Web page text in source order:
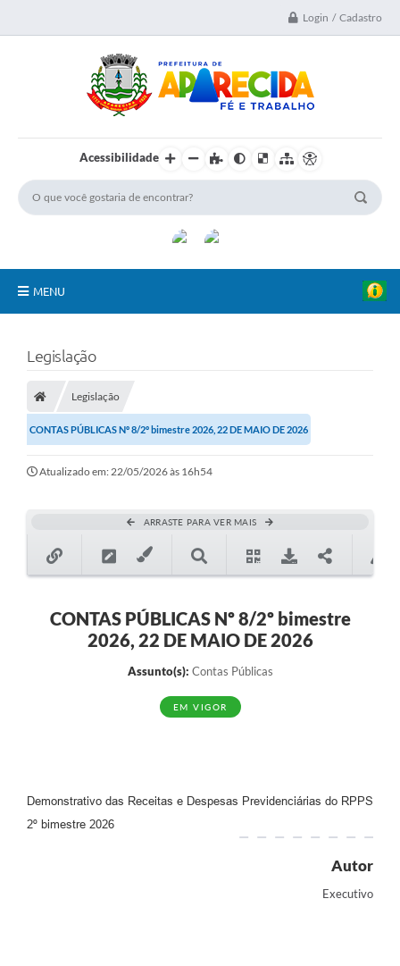
Login / Cadastro
Acessibilidade
MENU
Secretarias
Transparência
Turismo
SIC
Serviços Online
Legislação
Audiências Públicas
Legislação
Legislação
CONTAS PÚBLICAS Nº 8/2º bimestre 2026, 22 DE MAIO DE 2026
Atualizado em: 22/05/2026 às 16h54
ARRASTE PARA VER MAIS
CONTAS PÚBLICAS Nº 8/2º bimestre
2026, 22 DE MAIO DE 2026
Assunto(s): Contas Públicas
EM VIGOR
Demonstrativo das Receitas e Despesas Previdenciárias do RPPS
2º bimestre 2026
Autor
Executivo